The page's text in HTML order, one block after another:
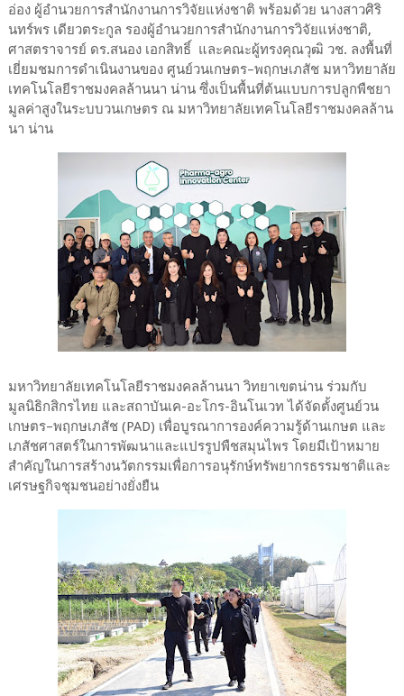
อ่อง ผู้อำนวยการสำนักงานการวิจัยแห่งชาติ พร้อมด้วย นางสาวศิริ
นทร์พร เดียวตระกูล รองผู้อำนวยการสำนักงานการวิจัยแห่งชาติ,
ศาสตราจารย์ ดร.สนอง เอกสิทธิ์ และคณะผู้ทรงคุณวุฒิ วช. ลงพื้นที่
เยี่ยมชมการดำเนินงานของ ศูนย์วนเกษตร–พฤกษเภสัช มหาวิทยาลัย
เทคโนโลยีราชมงคลล้านนา น่าน ซึ่งเป็นพื้นที่ต้นแบบการปลูกพืชยา
มูลค่าสูงในระบบวนเกษตร ณ มหาวิทยาลัยเทคโนโลยีราชมงคลล้าน
นา น่าน
มหาวิทยาลัยเทคโนโลยีราชมงคลล้านนา วิทยาเขตน่าน ร่วมกับ
มูลนิธิกสิกรไทย และสถาบันเค-อะโกร-อินโนเวท ได้จัดตั้งศูนย์วน
เกษตร–พฤกษเภสัช (PAD) เพื่อบูรณาการองค์ความรู้ด้านเกษต และ
เภสัชศาสตร์ในการพัฒนาและแปรรูปพืชสมุนไพร โดยมีเป้าหมาย
สำคัญในการสร้างนวัตกรรมเพื่อการอนุรักษ์ทรัพยากรธรรมชาติและ
เศรษฐกิจชุมชนอย่างยั่งยืน